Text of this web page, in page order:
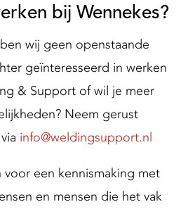
bij Wennekes?
wij geen openstaande
geïnteresseerd in werken
& Support of wil je meer
Neem gerust
info@weldingsupport.nl
een kennismaking met
en mensen die het vak